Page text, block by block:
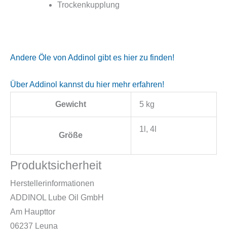
Trockenkupplung
Andere Öle von Addinol gibt es hier zu finden!
Über Addinol kannst du hier mehr erfahren!
Gewicht 5 kg
Größe
1l, 4l
Produktsicherheit
Herstellerinformationen
ADDINOL Lube Oil GmbH
Am Haupttor
06237 Leuna